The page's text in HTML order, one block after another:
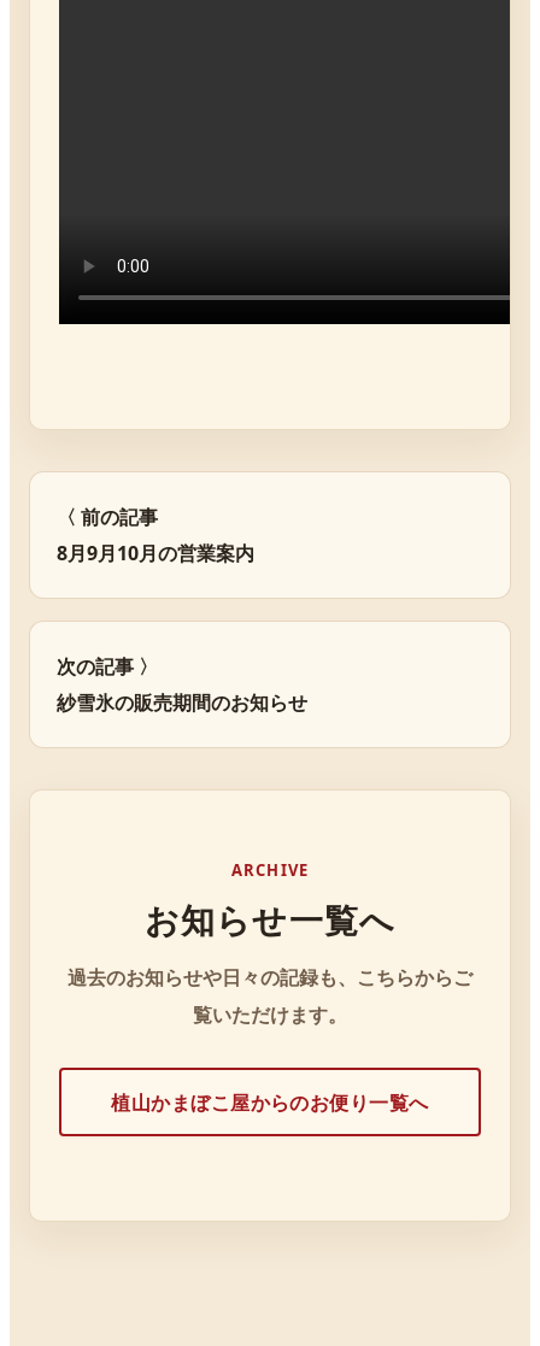
〈 前の記事
8月9月10月の営業案内
次の記事 〉
紗雪氷の販売期間のお知らせ
ARCHIVE
お知らせ一覧へ
過去のお知らせや日々の記録も、こちらからご
覧いただけます。
植山かまぼこ屋からのお便り一覧へ